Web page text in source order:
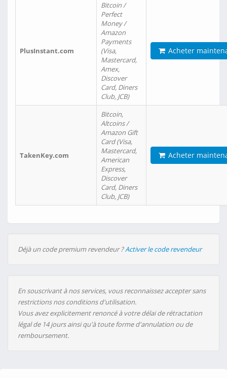
PlusInstant.com
Bitcoin /
Perfect
Money /
Amazon
Payments
(Visa,
Mastercard,
Amex,
Discover
Card, Diners
Club, JCB)
Acheter
TakenKey.com
Bitcoin,
Altcoins /
Amazon Gift
Card (Visa,
Mastercard,
American
Express,
Discover
Card, Diners
Club, JCB)
Acheter
Déjà un code premium revendeur ?Activer le code revendeur
En souscrivant à nos services, vous reconnaissez accepter sans
restrictions nos conditions d'utilisation.
Vous avez explicitement renoncé à votre délai de rétractation
légal de 14 jours ainsi qu'à toute forme d'annulation ou de
remboursement.